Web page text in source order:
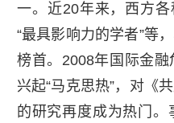
一。近20年来，西方各
“最具影响力的学者”等
榜首。2008年国际金
兴起“马克思热”，对《
的研究再度成为热门。